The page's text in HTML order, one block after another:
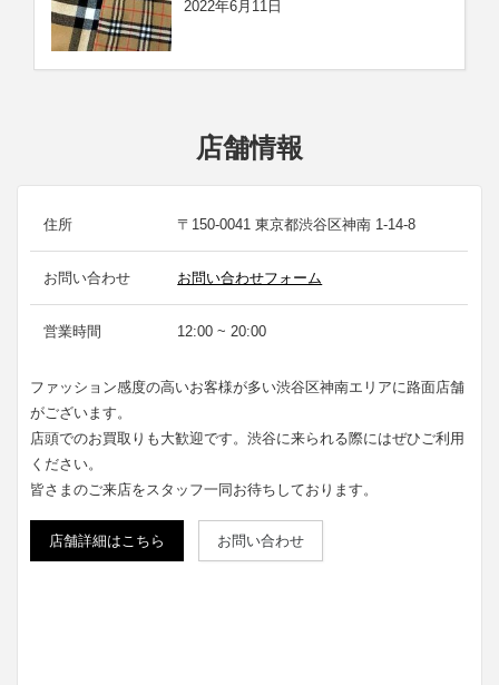
2022年6月11日
店舗情報
住所 〒150-0041 東京都渋谷区神南 1-14-8
お問い合わせ お問い合わせフォーム
営業時間 12:00 ~ 20:00
ファッション感度の高いお客様が多い渋谷区神南エリアに路面店舗
がございます。
店頭でのお買取りも大歓迎です。渋谷に来られる際にはぜひご利用
ください。
皆さまのご来店をスタッフ一同お待ちしております。
店舗詳細はこちら お問い合わせ